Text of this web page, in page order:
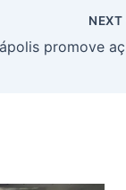
NEXT